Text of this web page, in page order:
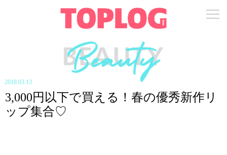
2018.03.13
3,000円以下で買える！春の優秀新作リ
ップ集合♡